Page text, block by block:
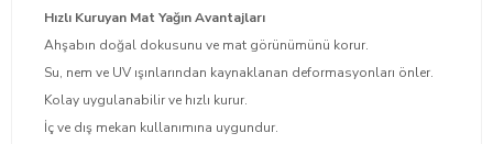
Hızlı Kuruyan Mat Yağın Avantajları
Ahşabın doğal dokusunu ve mat görünümünü korur.
Su, nem ve UV ışınlarından kaynaklanan deformasyonları önler.
Kolay uygulanabilir ve hızlı kurur.
İç ve dış mekan kullanımına uygundur.